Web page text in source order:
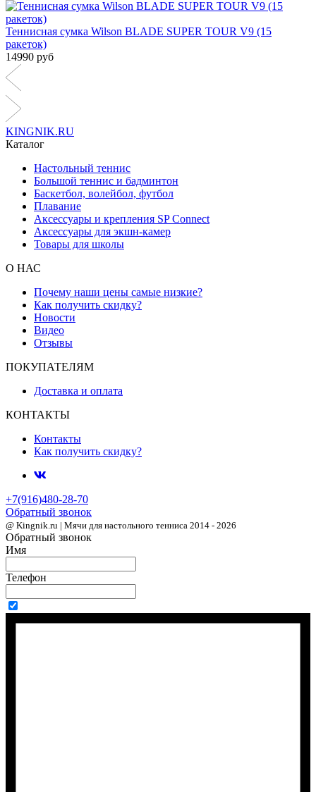
Теннисная сумка Wilson BLADE SUPER TOUR V9 (15
ракеток)
14990 руб
KINGNIK.RU
Каталог
Настольный теннис
Большой теннис и бадминтон
Баскетбол, волейбол, футбол
Плавание
Аксессуары и крепления SP Connect
Аксессуары для экшн-камер
Товары для школы
О НАС
Почему наши цены самые низкие?
Как получить скидку?
Новости
Видео
Отзывы
ПОКУПАТЕЛЯМ
Доставка и оплата
КОНТАКТЫ
Контакты
Как получить скидку?
+7(916)480-28-70
Обратный звонок
@ Kingnik.ru | Мячи для настольного тенниса 2014 - 2026
Обратный звонок
Имя
Телефон